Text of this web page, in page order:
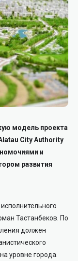
модель проекта
City Authority
и
развития
Тастанбеков. По
должен
уровне города.